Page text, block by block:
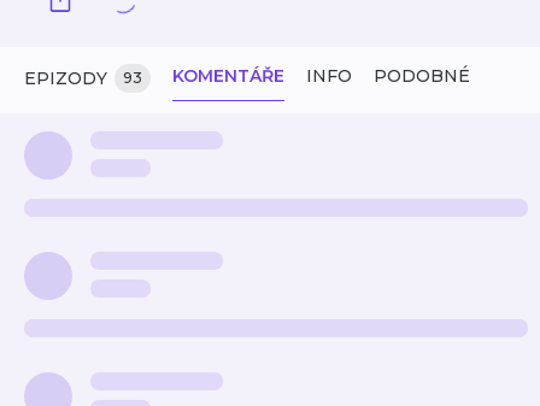
EPIZODY 93 KOMENTÁŘE INFO PODOBNÉ